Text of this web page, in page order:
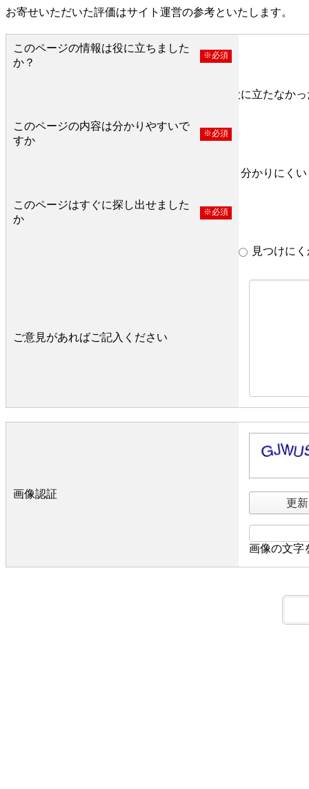
お寄せいただいた評価はサイト運営の参考といたします。
このページの情報は役に立ちました
か？
※必須
役に立たなか
このページの内容は分かりやすいで
すか
※必須
分かりにくい
このページはすぐに探し出せました
か
※必須
見つけに
ご意見があればご記入ください
画像認証
更新
画像の文字